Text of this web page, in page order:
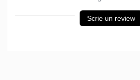
Scrie un review